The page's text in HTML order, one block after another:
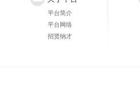
平台简介
平台网络
招贤纳才